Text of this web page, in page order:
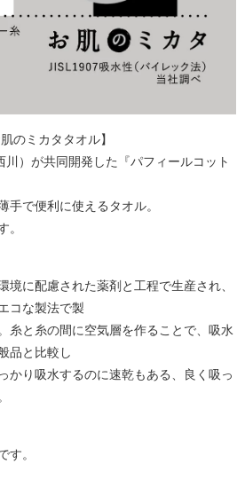
のミカタタオル】
）が共同開発した『パフィールコット
手で便利に使えるタオル。
。
境に配慮された薬剤と工程で生産され、
コな製法で製
糸と糸の間に空気層を作ることで、吸水
品と比較し
かり吸水するのに速乾もある、良く吸っ
す。